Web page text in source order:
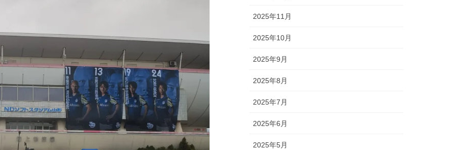
2025年11月
2025年10月
2025年9月
2025年8月
2025年7月
2025年6月
2025年5月